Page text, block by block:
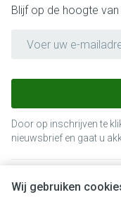
Wij gebruiken
Blijf op de hoogte
Door op inschrijven te
nieuwsbrief en gaat u